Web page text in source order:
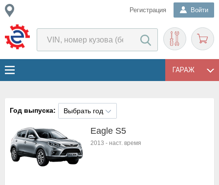
Регистрация Войти
ГАРАЖ
Год выпуска: Выбрать год
Eagle S5
2013 - наст. время